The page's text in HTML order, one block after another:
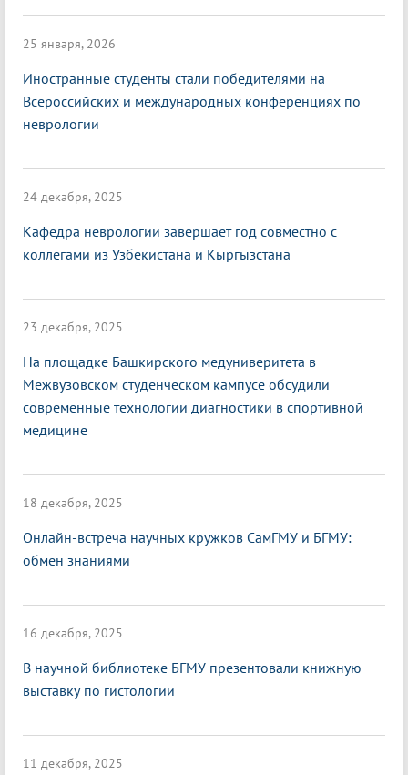
25 января, 2026
Иностранные студенты стали победителями на
Всероссийских и международных конференциях по
неврологии
24 декабря, 2025
Кафедра неврологии завершает год совместно с
коллегами из Узбекистана и Кыргызстана
23 декабря, 2025
На площадке Башкирского медуниверитета в
Межвузовском студенческом кампусе обсудили
современные технологии диагностики в спортивной
медицине
18 декабря, 2025
Онлайн-встреча научных кружков СамГМУ и БГМУ:
обмен знаниями
16 декабря, 2025
В научной библиотеке БГМУ презентовали книжную
выставку по гистологии
11 декабря, 2025